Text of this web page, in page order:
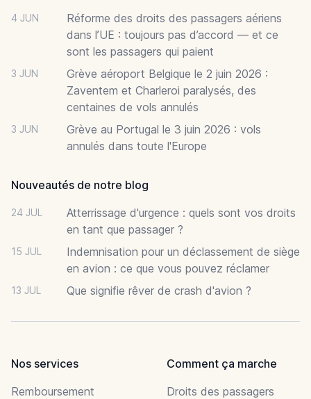
4 JUN
Réforme des droits des passagers aériens
dans l’UE : toujours pas d’accord — et ce
sont les passagers qui paient
3 JUN
Grève aéroport Belgique le 2 juin 2026 :
Zaventem et Charleroi paralysés, des
centaines de vols annulés
3 JUN
Grève au Portugal le 3 juin 2026 : vols
annulés dans toute l'Europe
Nouveautés de notre blog
24 JUL
Atterrissage d'urgence : quels sont vos droits
en tant que passager ?
15 JUL
Indemnisation pour un déclassement de siège
en avion : ce que vous pouvez réclamer
13 JUL Que signifie rêver de crash d'avion ?
Nos services
Remboursement
Comment ça marche
Droits des passagers